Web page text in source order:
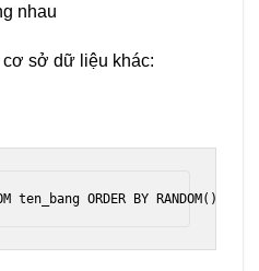
nhau
cơ sở dữ liệu khác: